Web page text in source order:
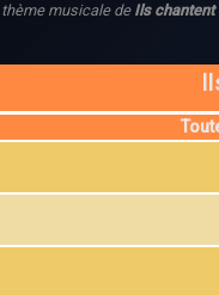
musicale de Ils